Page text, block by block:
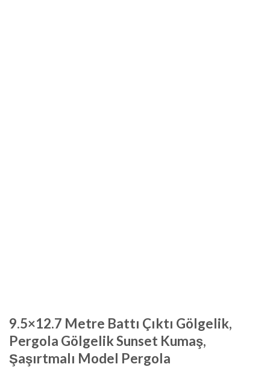
9.5×12.7 Metre Battı Çıktı Gölgelik,
Pergola Gölgelik Sunset Kumaş,
Şaşırtmalı Model Pergola